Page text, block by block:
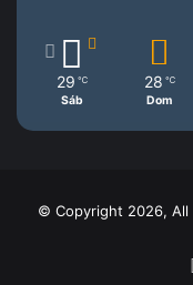
29 ℃
Sáb
28 ℃
Dom
© Copyright 2026,